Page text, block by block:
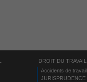
DROIT DU TRAVAIL
Accidents de travail
JURISPRUDENCE